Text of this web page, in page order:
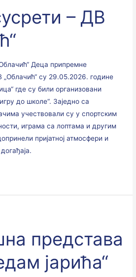
– ДВ
Деца припремне
су 29.05.2026. године
где су били организовани
до школе“. Заједно са
учествовали су у спортским
играма са лоптама и другим
пријатној атмосфери и
представа
јарића“